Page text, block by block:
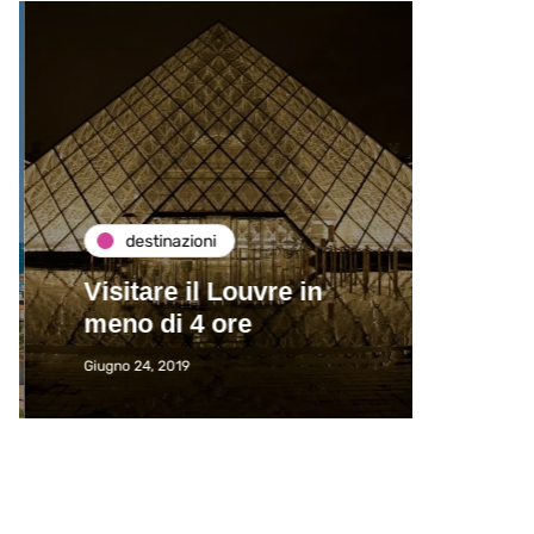
destinazioni
Visitare il Louvre in
meno di 4 ore
Giugno 24, 2019